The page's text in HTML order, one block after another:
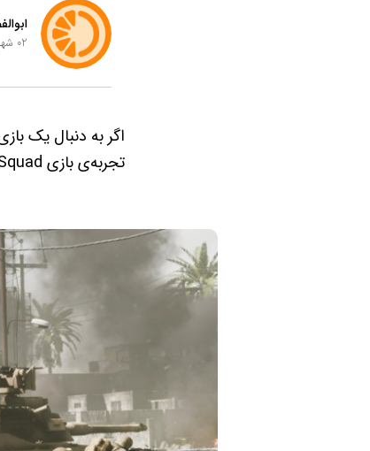
02 شهریور 1401 ساعت 19:42
اگر به دنبال یک
تجربه‌ی بازی Squad بروید. در این مقاله به نقد و بررسی این بازی خواهیم پرداخت.